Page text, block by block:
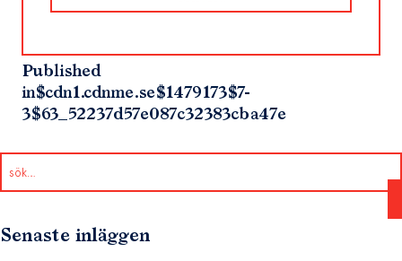
Published
in$cdn1.cdnme.se$1479173$7-
3$63_52237d57e087c32383cba47e
Senaste inläggen